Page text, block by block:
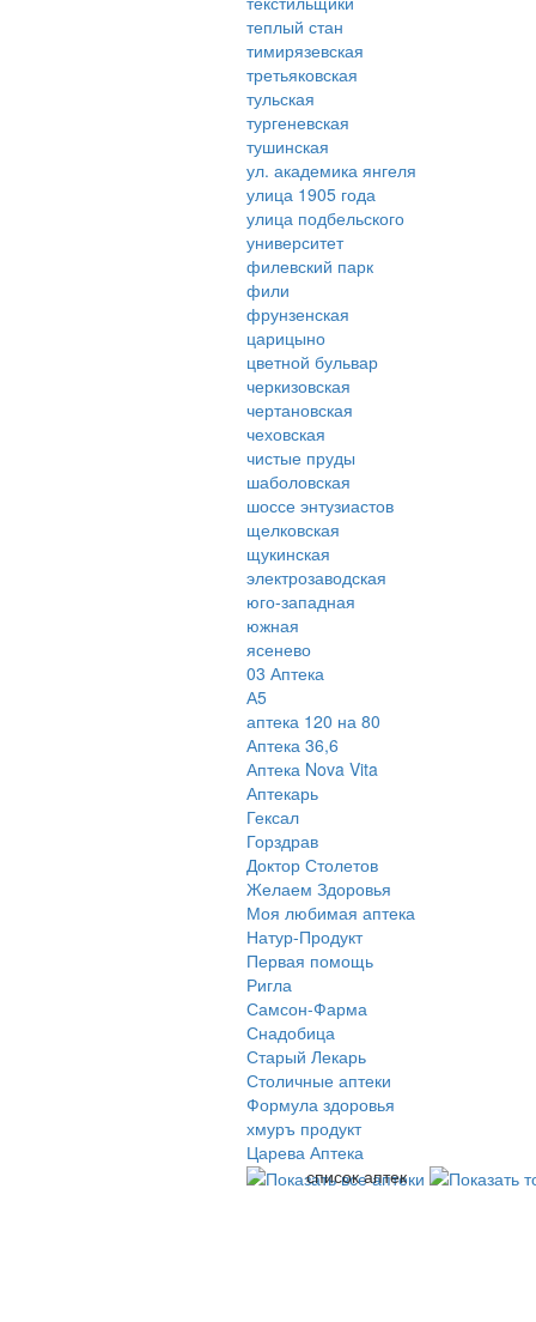
теплый стан
тимирязевская
третьяковская
тульская
тургеневская
тушинская
ул. академика янгеля
улица 1905 года
улица подбельского
университет
филевский парк
фили
фрунзенская
царицыно
цветной бульвар
черкизовская
чертановская
чеховская
чистые пруды
шаболовская
шоссе энтузиастов
щелковская
щукинская
электрозаводская
юго-западная
южная
ясенево
03 Аптека
А5
аптека 120 на 80
Аптека 36,6
Аптека Nova Vita
Аптекарь
Гексал
Горздрав
Доктор Столетов
Желаем Здоровья
Моя любимая аптека
Натур-Продукт
Первая помощь
Ригла
Самсон-Фарма
Снадобица
Старый Лекарь
Столичные аптеки
Формула здоровья
хмуръ продукт
Царева Аптека
список аптек